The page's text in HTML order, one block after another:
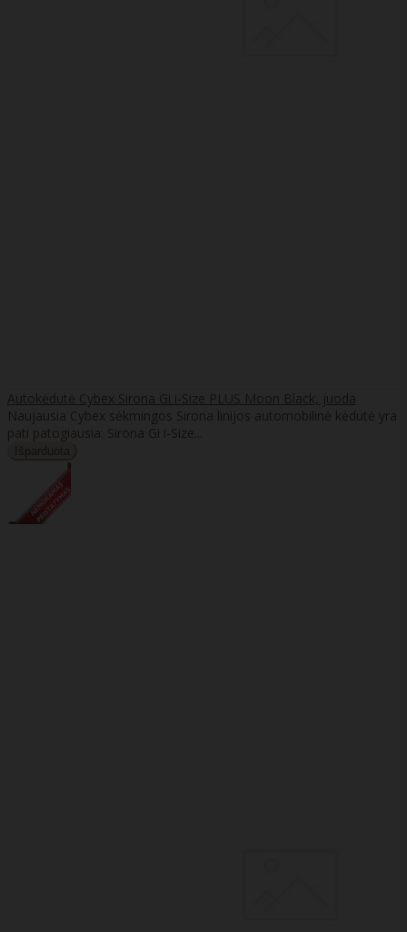
Autokėdutė Cybex Sirona Gi i-Size PLUS Moon Black, juoda
Naujausia Cybex sėkmingos Sirona linijos automobilinė kėdutė yra
pati patogiausia: Sirona Gi i-Size...